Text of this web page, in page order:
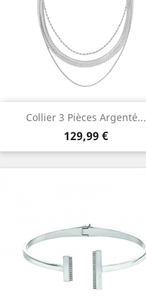
Collier 3 Pièces Argenté...
Prix
129,99 €